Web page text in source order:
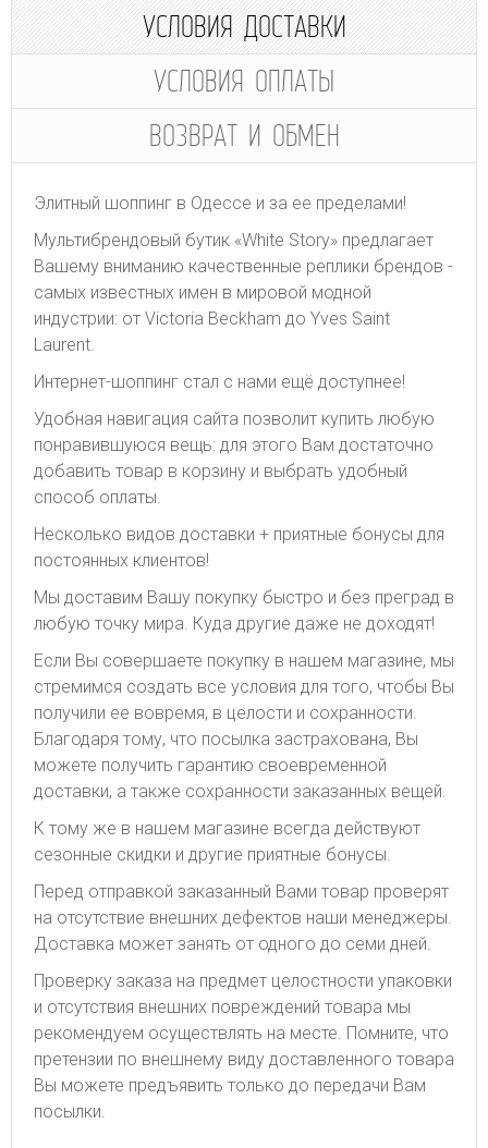
УСЛОВИЯ ДОСТАВКИ
УСЛОВИЯ ОПЛАТЫ
ВОЗВРАТ И ОБМЕН
Элитный шоппинг в Одессе и за ее пределами!
Мультибрендовый бутик «White Story» предлагает
Вашему вниманию качественные реплики брендов -
самых известных имен в мировой модной
индустрии: от Victoria Beckham до Yves Saint
Laurent.
Интернет-шоппинг стал с нами ещё доступнее!
Удобная навигация сайта позволит купить любую
понравившуюся вещь: для этого Вам достаточно
добавить товар в корзину и выбрать удобный
способ оплаты.
Несколько видов доставки + приятные бонусы для
постоянных клиентов!
Мы доставим Вашу покупку быстро и без преград в
любую точку мира. Куда другие даже не доходят!
Если Вы совершаете покупку в нашем магазине, мы
стремимся создать все условия для того, чтобы Вы
получили ее вовремя, в целости и сохранности.
Благодаря тому, что посылка застрахована, Вы
можете получить гарантию своевременной
доставки, а также сохранности заказанных вещей.
К тому же в нашем магазине всегда действуют
сезонные скидки и другие приятные бонусы.
Перед отправкой заказанный Вами товар проверят
на отсутствие внешних дефектов наши менеджеры.
Доставка может занять от одного до семи дней.
Проверку заказа на предмет целостности упаковки
и отсутствия внешних повреждений товара мы
рекомендуем осуществлять на месте. Помните, что
претензии по внешнему виду доставленного товара
Вы можете предъявить только до передачи Вам
посылки.